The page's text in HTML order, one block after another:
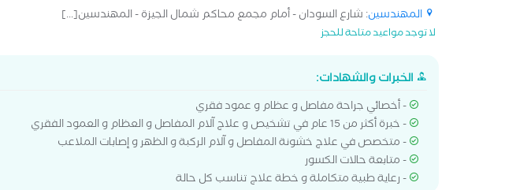
المهندسين: شارع السودان - أمام مجمع محاكم شمال الجيزة - المهندسين[...]
لا توجد مواعيد متاحة للحجز
الخبرات والشهادات:
- أخصائي جراحة مفاصل و عظام و عمود فقري
- خبرة أكثر من 15 عام في تشخيص و علاج آلام المفاصل و العظام و العمود الفقري
- متخصص في علاج خشونة المفاصل و آلام الركبة و الظهر و إصابات الملاعب
- متابعة حالات الكسور
- رعاية طبية متكاملة و خطة علاج تناسب كل حالة